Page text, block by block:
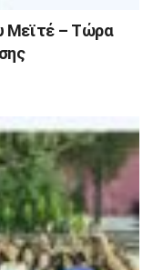
Μεϊτέ – Τώρα